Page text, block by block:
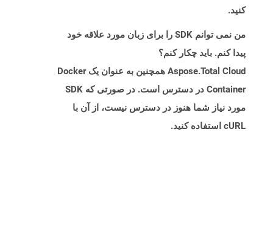
کنید.
من نمی توانم SDK را برای زبان مورد علاقه خود
پیدا کنم. باید چکار کنم؟
Aspose.Total Cloud همچنین به عنوان یک Docker
Container در دسترس است. در صورتی که SDK
مورد نیاز شما هنوز در دسترس نیست، از آن با
cURL استفاده کنید.